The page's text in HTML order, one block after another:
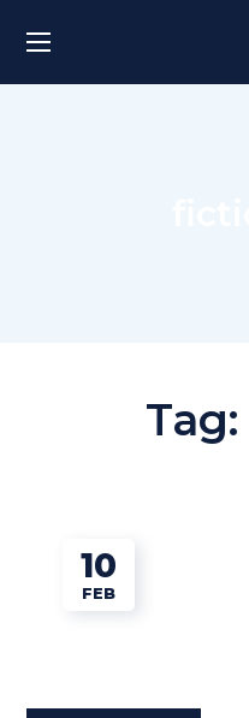
Tag:
10
FEB